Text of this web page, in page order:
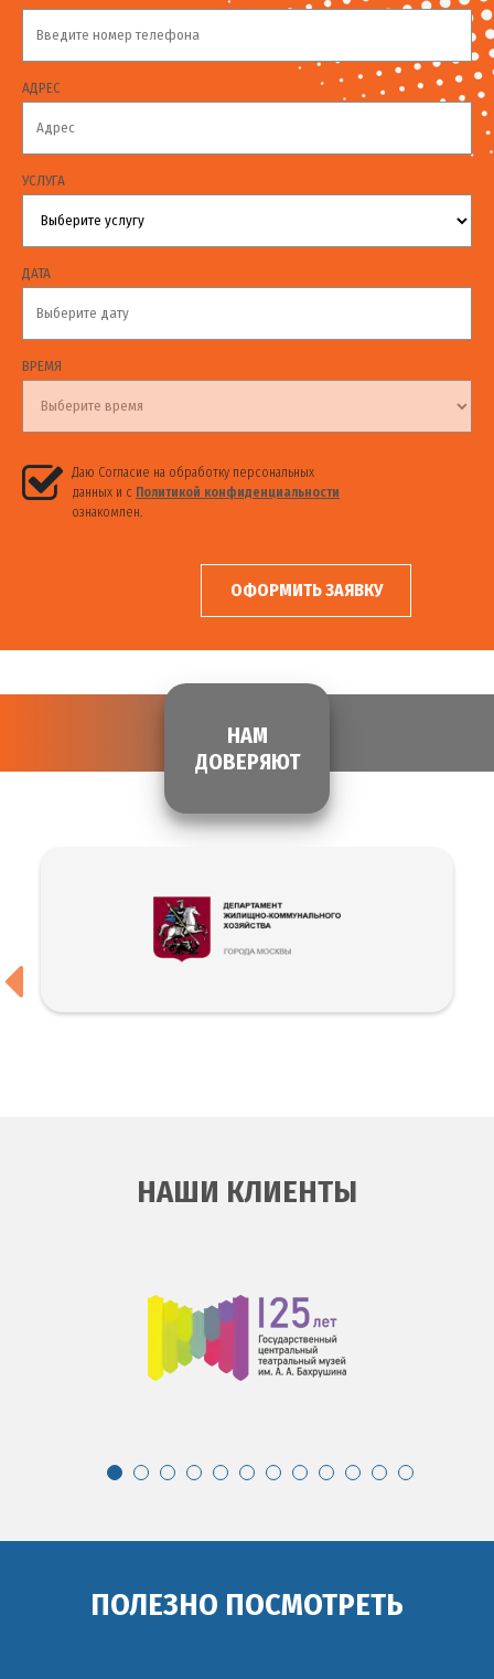
АДРЕС
УСЛУГА
ДАТА
ВРЕМЯ
Даю Согласие на обработку персональных
данных и с Политикой конфиденциальности
ознакомлен.
ОФОРМИТЬ ЗАЯВКУ
НАМ
ДОВЕРЯЮТ
НАШИ КЛИЕНТЫ
ПОЛЕЗНО ПОСМОТРЕТЬ